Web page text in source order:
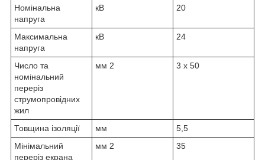
Номінальна
напруга
кВ 20
Максимальна
напруга
кВ 24
Число та
номінальний
переріз
струмопровідних
жил
мм 2 3 x 50
Товщина ізоляції мм
5,5
Мінімальний
переріз екрана
мм 2 35